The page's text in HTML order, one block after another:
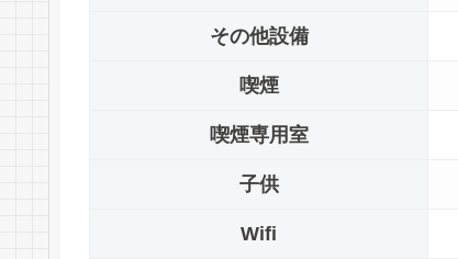
その他設備
喫煙
喫煙専用室
子供
Wifi